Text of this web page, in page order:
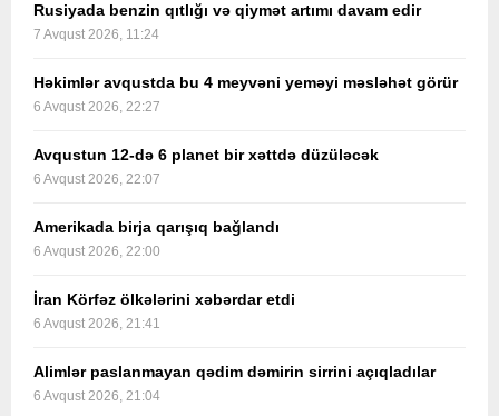
Rusiyada benzin qıtlığı və qiymət artımı davam edir
7 Avqust 2026, 11:24
Həkimlər avqustda bu 4 meyvəni yeməyi məsləhət görür
6 Avqust 2026, 22:27
Avqustun 12-də 6 planet bir xəttdə düzüləcək
6 Avqust 2026, 22:07
Amerikada birja qarışıq bağlandı
6 Avqust 2026, 22:00
İran Körfəz ölkələrini xəbərdar etdi
6 Avqust 2026, 21:41
Alimlər paslanmayan qədim dəmirin sirrini açıqladılar
6 Avqust 2026, 21:04